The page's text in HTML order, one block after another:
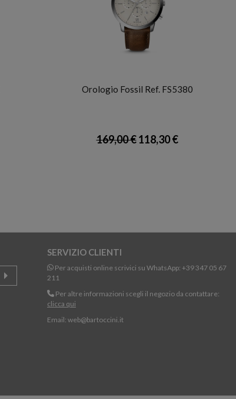
Orologio Fossil Ref. FS5380
169,00 €118,30 €
SERVIZIO CLIENTI
Per acquisti online scrivici su WhatsApp: +39 347 05 67
211
Per altre informazioni scegli il negozio da contattare:
clicca qui
Email: web@bartoccini.it